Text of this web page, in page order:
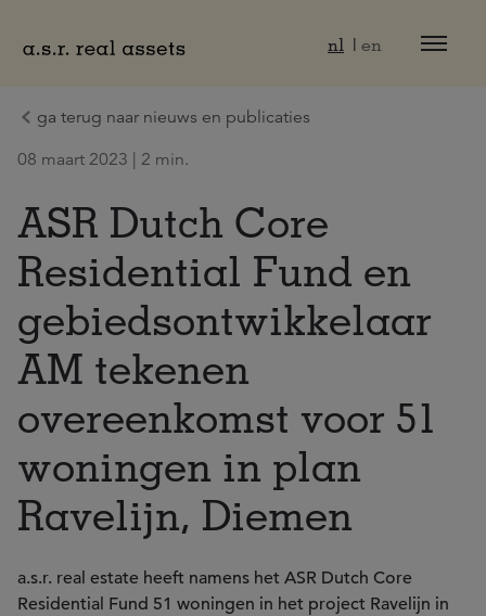
nl en
ga terug naar nieuws en publicaties
08 maart 2023 | 2 min.
ASR Dutch Core
Residential Fund en
gebiedsontwikkelaar
AM tekenen
overeenkomst voor 51
woningen in plan
Ravelijn, Diemen
a.s.r. real estate heeft namens het ASR Dutch Core
Residential Fund 51 woningen in het project Ravelijn in